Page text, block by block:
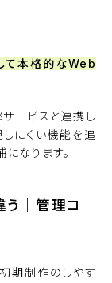
て本格的なWeb
サービスと連携し
にくい機能を追
なります。
｜管理コ
期制作のしやす